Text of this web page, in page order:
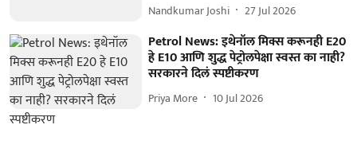
Nandkumar Joshi 27 Jul 2026
Petrol News: इथेनॉल मिक्स करूनही E20
हे E10 आणि शुद्ध पेट्रोलपेक्षा स्वस्त का नाही?
सरकारने दिलं स्पष्टीकरण
Priya More 10 Jul 2026